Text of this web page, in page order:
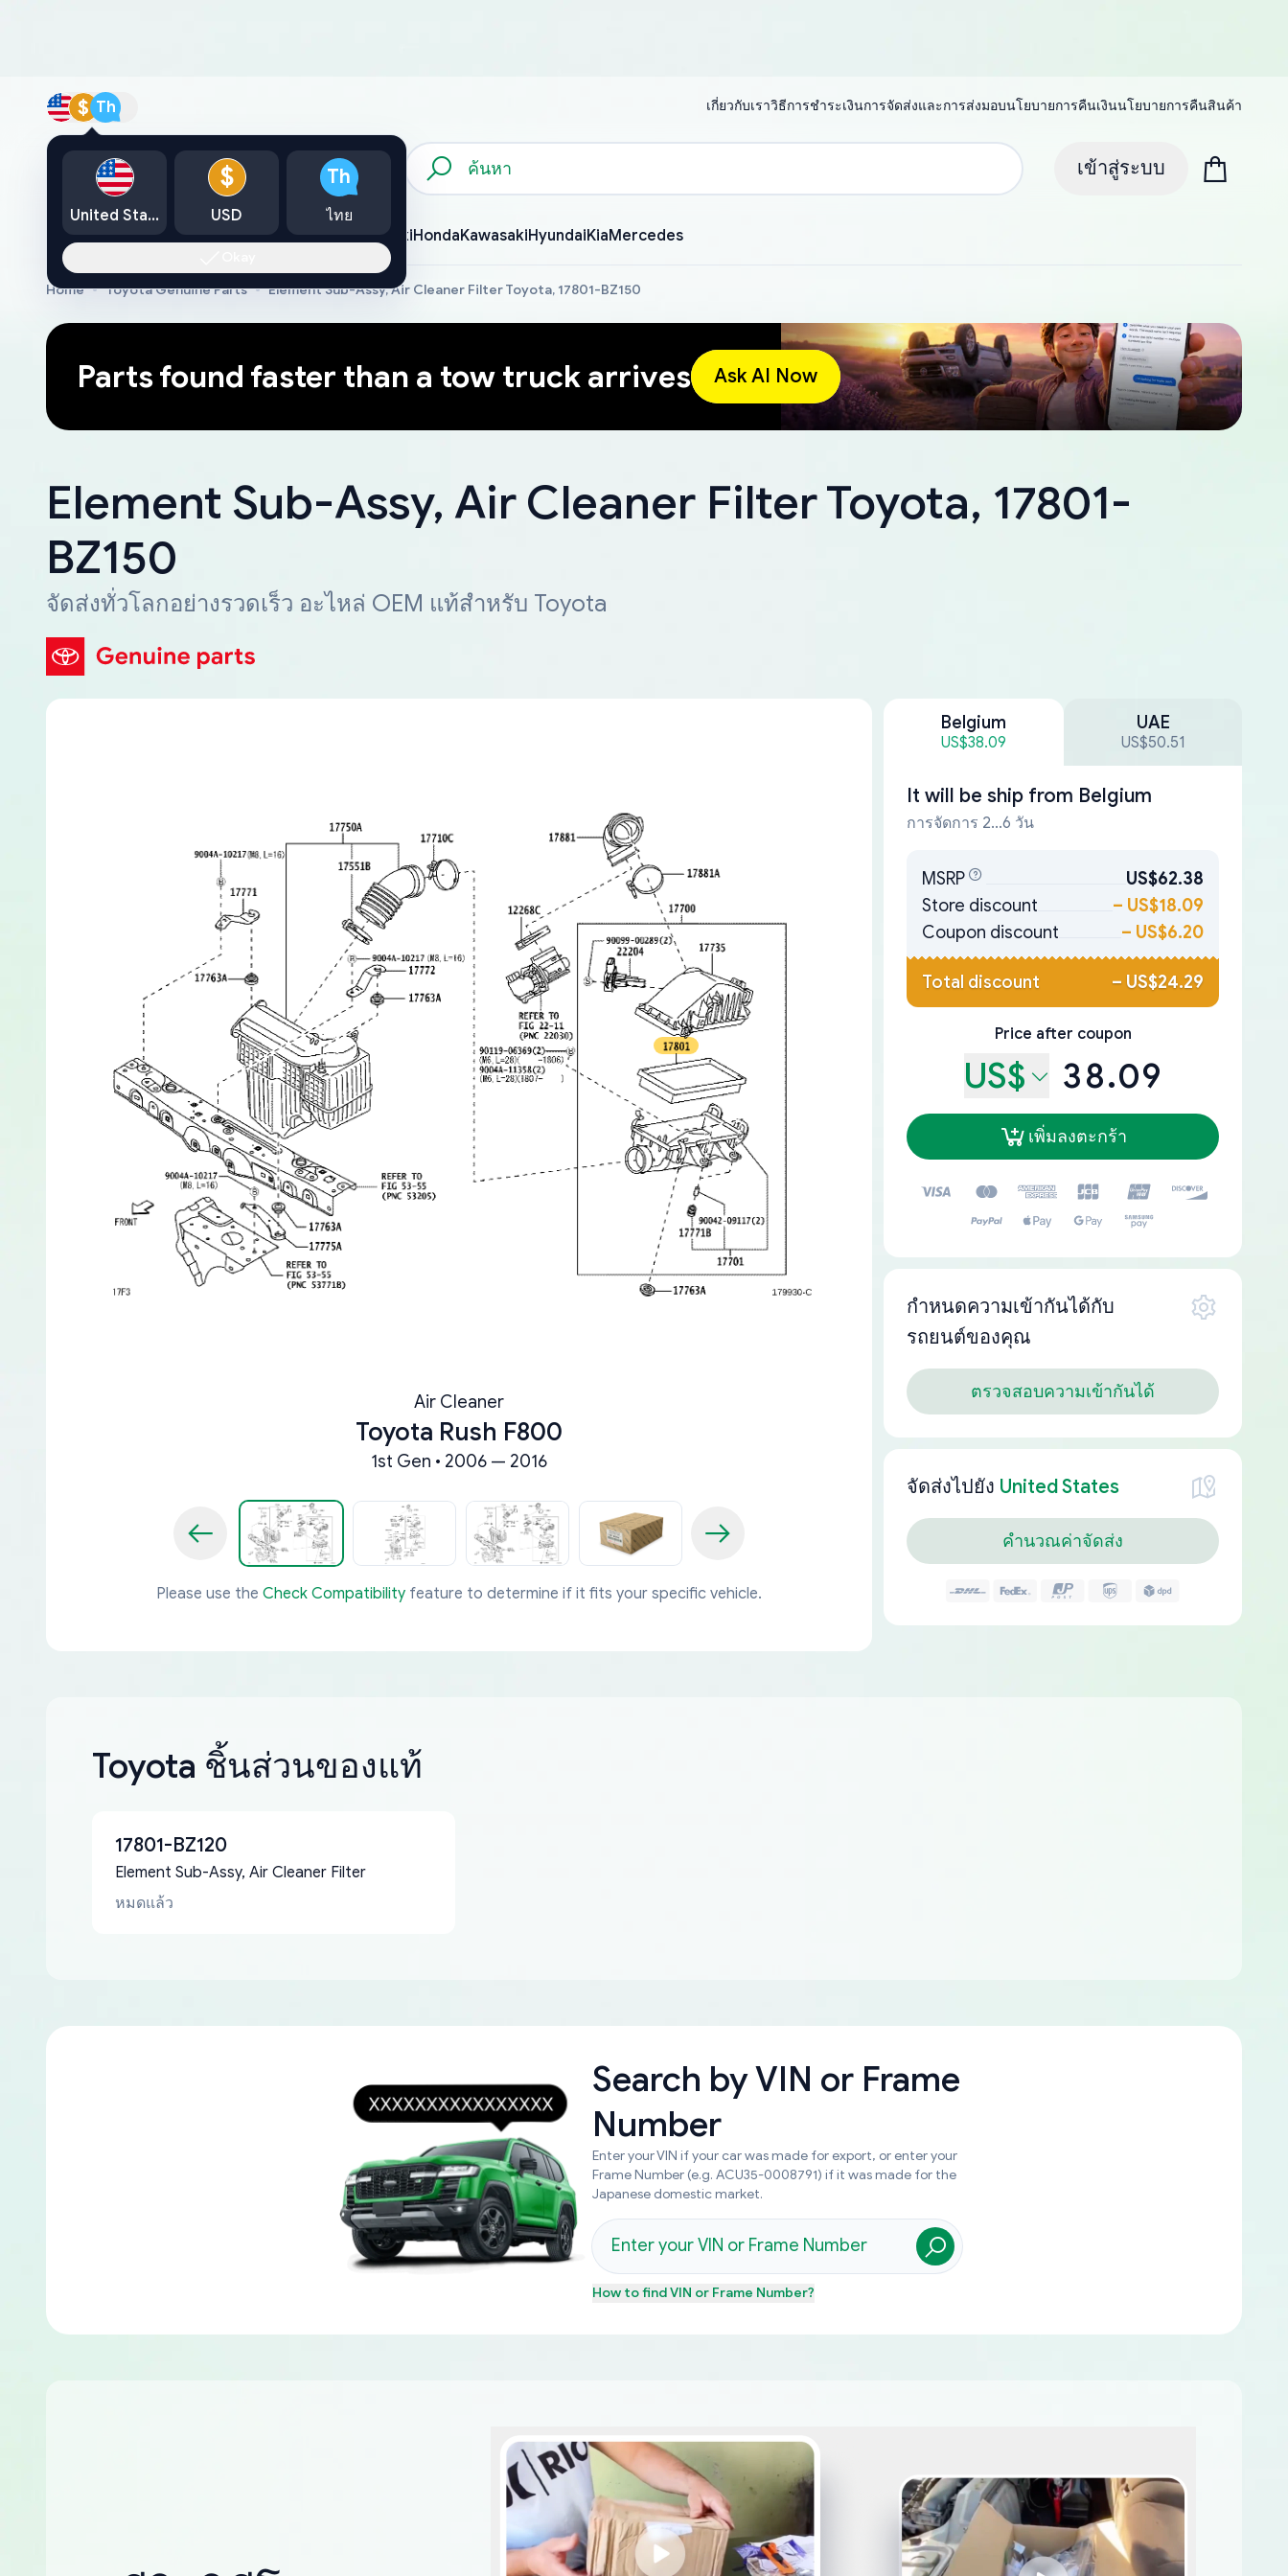
$ Th เกี่ยวกับเราวิธีการชำระเงินการจัดส่งและการส่งมอบนโยบายการคืนเงินนโยบายการคืนสินค้า
แคตตาล็อก เข้าสู่ระบบ
ToyotaLexusNissanMazdaMitsubishiYamahaSuzukiHondaKawasakiHyundaiKiaMercedes
Home Toyota Genuine Parts Element Sub-Assy, Air Cleaner Filter Toyota, 17801-BZ150
Parts found faster than a tow truck arrives Ask AI Now
Element Sub-Assy, Air Cleaner Filter Toyota, 17801-
BZ150
จัดส่งทั่วโลกอย่างรวดเร็ว อะไหล่ OEM แท้สำหรับ Toyota
Air Cleaner
Toyota Rush F800
1st Gen • 2006 — 2016
Please use the Check Compatibility feature to determine if it fits your specific vehicle.
Belgium
US$38.09
UAE
US$50.51
It will be ship from Belgium
การจัดการ 2...6 วัน
MSRP
US$62.38
Store discount
– US$18.09
Coupon discount
– US$6.20
Total discount – US$24.29
Price after coupon
US$ 38.09
เพิ่มลงตะกร้า
กำหนดความเข้ากันได้กับ
รถยนต์ของคุณ
ตรวจสอบความเข้ากันได้
จัดส่งไปยัง United States
คำนวณค่าจัดส่ง
Toyota ชิ้นส่วนของแท้
17801-BZ120
Element Sub-Assy, Air Cleaner Filter
หมดแล้ว
Search byVIN or Frame
Number
Enter your VIN if your car was made for export, or enter your
Frame Number (e.g. ACU35-0008791) if it was made for the
Japanese domestic market.
How to findVIN or Frame Number?
United States
$
USD
Th
ไทย